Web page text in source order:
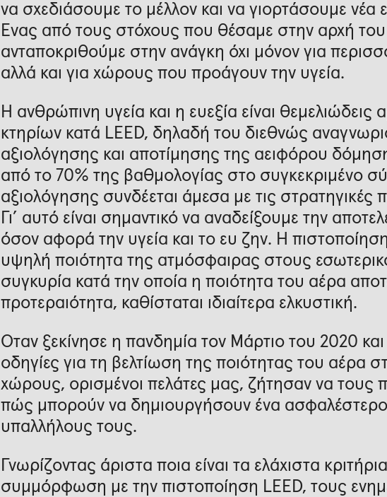
να σχεδιάσουμε το μέλλον και να γιορτάσουμε νέα
Ένας από τους στόχους που θέσαμε στην αρχή του
ανταποκριθούμε στην ανάγκη όχι μόνον για
αλλά και για χώρους που προάγουν την υγεία.
Η ανθρώπινη υγεία και η ευεξία είναι θεμελιώδεις
κτηρίων κατά LEED, δηλαδή του διεθνώς
αξιολόγησης και αποτίμησης της αειφόρου
από το 70% της βαθμολογίας στο συγκεκριμένο
αξιολόγησης συνδέεται άμεσα με τις στρατηγικές
Γι’ αυτό είναι σημαντικό να αναδείξουμε την
όσον αφορά την υγεία και το ευ ζην. Η
υψηλή ποιότητα της ατμόσφαιρας στους
συγκυρία κατά την οποία η ποιότητα του αέρα
προτεραιότητα, καθίσταται ιδιαίτερα ελκυστική.
Όταν ξεκίνησε η πανδημία τον Μάρτιο του 2020
οδηγίες για τη βελτίωση της ποιότητας του αέρα
χώρους, ορισμένοι πελάτες μας, ζήτησαν να τους
πώς μπορούν να δημιουργήσουν ένα ασφαλέστερο
υπαλλήλους τους.
Γνωρίζοντας άριστα ποια είναι τα ελάχιστα
συμμόρφωση με την πιστοποίηση LEED, τους